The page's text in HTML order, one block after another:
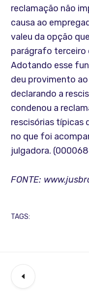
reclamação não
causa ao
valeu da opção
parágrafo terceiro
Adotando esse
deu provimento
declarando a
condenou a
rescisórias típicas
no que foi
julgadora.
FONTE:
TAGS: